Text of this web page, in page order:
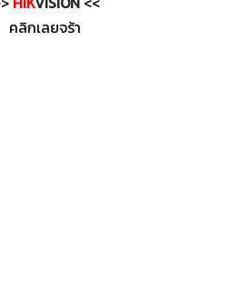
คลิกเลยจร้า